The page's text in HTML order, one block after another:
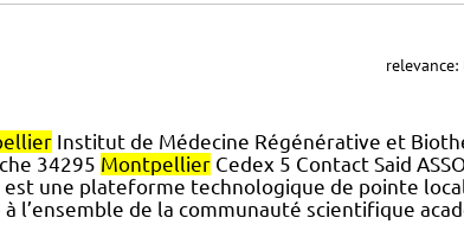
relevance:
Institut de Médecine Régénérative et
34295 MontpellierCedex 5 Contact Said
une plateforme technologique de pointe
l’ensemble de la communauté scientifique